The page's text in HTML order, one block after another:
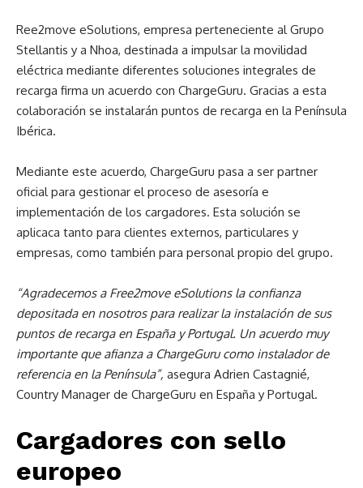
Ree2move eSolutions, empresa perteneciente al Grupo
Stellantis y a Nhoa, destinada a impulsar la movilidad
eléctrica mediante diferentes soluciones integrales de
recarga firma un acuerdo con ChargeGuru. Gracias a esta
colaboración se instalarán puntos de recarga en la Península
Ibérica.
Mediante este acuerdo, ChargeGuru pasa a ser partner
oficial para gestionar el proceso de asesoría e
implementación de los cargadores. Esta solución se
aplicaca tanto para clientes externos, particulares y
empresas, como también para personal propio del grupo.
“Agradecemos a Free2move eSolutions la confianza
depositada en nosotros para realizar la instalación de sus
puntos de recarga en España y Portugal. Un acuerdo muy
importante que afianza a ChargeGuru como instalador de
referencia en la Península”, asegura Adrien Castagnié,
Country Manager de ChargeGuru en España y Portugal.
Cargadores con sello
europeo